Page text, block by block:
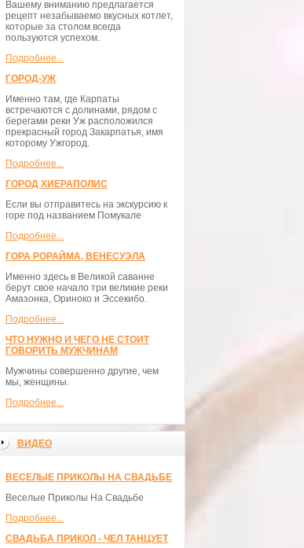
Вашему вниманию предлагается
рецепт незабываемо вкусных котлет,
которые за столом всегда
пользуются успехом.
Подробнее...
ГОРОД-УЖ
Именно там, где Карпаты
встречаются с долинами, рядом с
берегами реки Уж расположился
прекрасный город Закарпатья, имя
которому Ужгород.
Подробнее...
ГОРОД ХИЕРАПОЛИС
Если вы отправитесь на экскурсию к
горе под названием Помукале
Подробнее...
ГОРА РОРАЙМА, ВЕНЕСУЭЛА
Именно здесь в Великой саванне
берут свое начало три великие реки
Амазонка, Ориноко и Эссекибо.
Подробнее...
ЧТО НУЖНО И ЧЕГО НЕ СТОИТ
ГОВОРИТЬ МУЖЧИНАМ
Мужчины совершенно другие, чем
мы, женщины.
Подробнее...
ВИДЕО
ВЕСЕЛЫЕ ПРИКОЛЫ НА СВАДЬБЕ
Веселые Приколы На Свадьбе
Подробнее...
СВАДЬБА ПРИКОЛ - ЧЕЛ ТАНЦУЕТ